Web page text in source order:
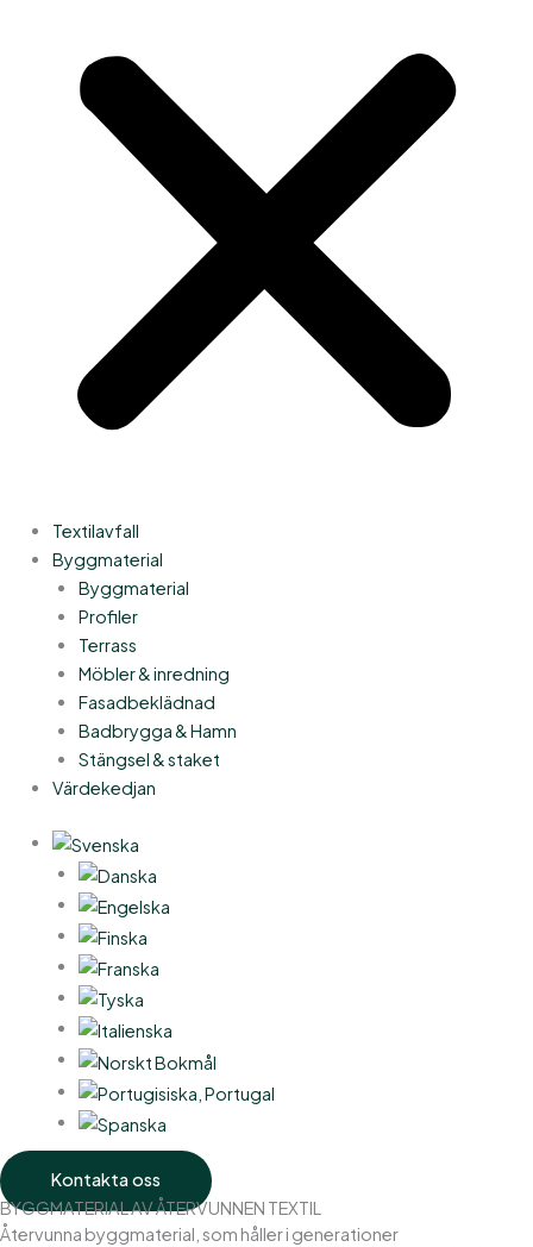
Textilavfall
Byggmaterial
Byggmaterial
Profiler
Terrass
Möbler & inredning
Fasadbeklädnad
Badbrygga & Hamn
Stängsel & staket
Värdekedjan
Kontakta oss
BYGGMATERIAL AV ÅTERVUNNEN TEXTIL
Återvunna byggmaterial, som håller i generationer